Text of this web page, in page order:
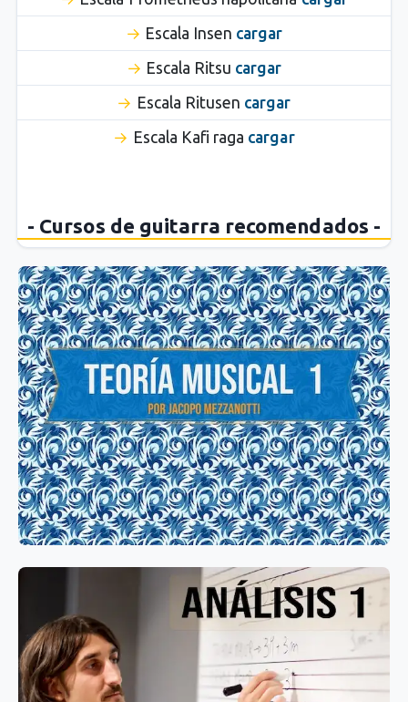
Escala Insen cargar
Escala Ritsu cargar
Escala Ritusen cargar
Escala Kafi raga cargar
- Cursos de guitarra recomendados -